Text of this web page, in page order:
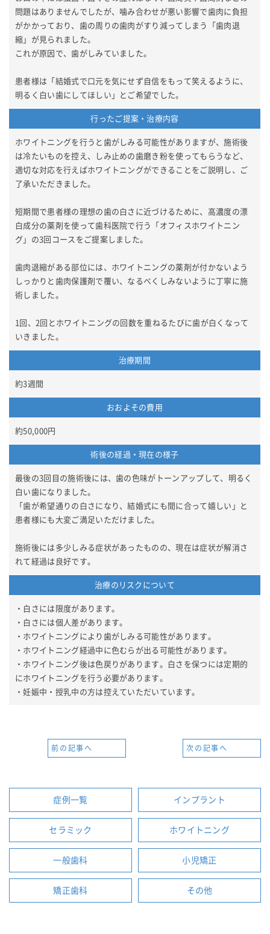
問題はありませんでしたが、噛み合わせが悪い影響で歯肉に負担
がかかっており、歯の周りの歯肉がすり減ってしまう「歯肉退
縮」が見られました。
これが原因で、歯がしみていました。
患者様は「結婚式で口元を気にせず自信をもって笑えるように、
明るく白い歯にしてほしい」とご希望でした。
行ったご提案・治療内容
ホワイトニングを行うと歯がしみる可能性がありますが、施術後
は冷たいものを控え、しみ止めの歯磨き粉を使ってもらうなど、
適切な対応を行えばホワイトニングができることをご説明し、ご
了承いただきました。
短期間で患者様の理想の歯の白さに近づけるために、高濃度の漂
白成分の薬剤を使って歯科医院で行う「オフィスホワイトニン
グ」の3回コースをご提案しました。
歯肉退縮がある部位には、ホワイトニングの薬剤が付かないよう
しっかりと歯肉保護剤で覆い、なるべくしみないように丁寧に施
術しました。
1回、2回とホワイトニングの回数を重ねるたびに歯が白くなって
いきました。
治療期間
約3週間
おおよその費用
約50,000円
術後の経過・現在の様子
最後の3回目の施術後には、歯の色味がトーンアップして、明るく
白い歯になりました。
「歯が希望通りの白さになり、結婚式にも間に合って嬉しい」と
患者様にも大変ご満足いただけました。
施術後には多少しみる症状があったものの、現在は症状が解消さ
れて経過は良好です。
治療のリスクについて
・白さには限度があります。
・白さには個人差があります。
・ホワイトニングにより歯がしみる可能性があります。
・ホワイトニング経過中に色むらが出る可能性があります。
・ホワイトニング後は色戻りがあります。白さを保つには定期的
にホワイトニングを行う必要があります。
・妊娠中・授乳中の方は控えていただいています。
前の記事へ 次の記事へ
症例一覧 インプラント
セラミック ホワイトニング
一般歯科 小児矯正
矯正歯科 その他